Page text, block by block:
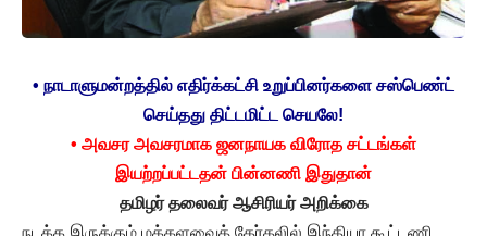
• நாடாளுமன்றத்தில் எதிர்க்கட்சி உறுப்பினர்களை சஸ்பெண்ட்
செய்தது திட்டமிட்ட செயலே!
• அவசர அவசரமாக ஜனநாயக விரோத சட்டங்கள்
இயற்றப்பட்டதன் பின்னணி இதுதான்
தமிழர் தலைவர் ஆசிரியர் அறிக்கை